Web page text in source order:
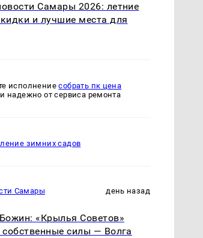
Самары 2026: летние
и лучшие места для
исполнениесобрать пк цена
надежно от сервиса ремонта
зимних садов
Самары день назад
«Крылья Советов»
собственные силы — Волга